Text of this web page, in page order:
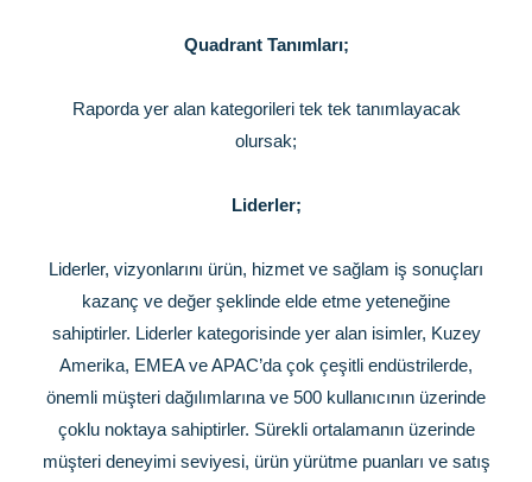
Quadrant Tanımları;
Raporda yer alan kategorileri tek tek tanımlayacak
olursak;
Liderler;
Liderler, vizyonlarını ürün, hizmet ve sağlam iş sonuçları
kazanç ve değer şeklinde elde etme yeteneğine
sahiptirler. Liderler kategorisinde yer alan isimler, Kuzey
Amerika, EMEA ve APAC’da çok çeşitli endüstrilerde,
önemli müşteri dağılımlarına ve 500 kullanıcının üzerinde
çoklu noktaya sahiptirler. Sürekli ortalamanın üzerinde
müşteri deneyimi seviyesi, ürün yürütme puanları ve satış